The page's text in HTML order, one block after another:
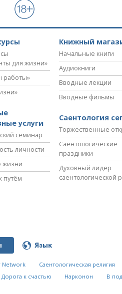
для жизни»
работы»
услуги
семинар
личности
жизни
путём
Книжный
Начальные книги
Аудиокниги
Вводные лекции
Вводные фильмы
Саентология
Торжественные
Саентологические
праздники
Духовный лидер
саентологической
Язык
Network Саентологическая религия
Дорога к счастью Нарконон В